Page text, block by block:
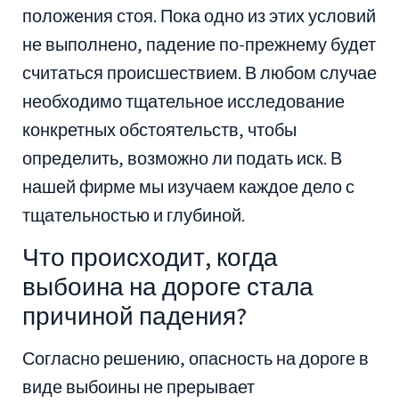
положения стоя. Пока одно из этих условий
не выполнено, падение по-прежнему будет
считаться происшествием. В любом случае
необходимо тщательное исследование
конкретных обстоятельств, чтобы
определить, возможно ли подать иск. В
нашей фирме мы изучаем каждое дело с
тщательностью и глубиной.
Что происходит, когда
выбоина на дороге стала
причиной падения?
Согласно решению, опасность на дороге в
виде выбоины не прерывает